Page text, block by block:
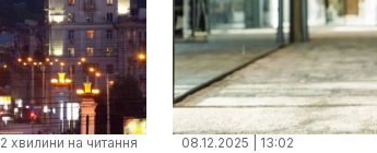
2 хвилини на читання 08.12.2025 | 13:02